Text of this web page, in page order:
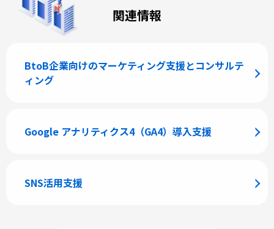
関連情報
BtoB企業向けのマーケティング支援とコンサルテ
ィング
Google アナリティクス4（GA4）導入支援
SNS活用支援